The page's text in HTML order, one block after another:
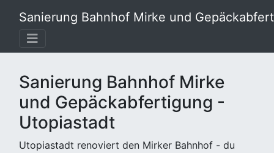
Sanierung Bahnhof Mirke und
Sanierung Bahnhof Mirke
und Gepäckabfertigung -
Utopiastadt
Utopiastadt renoviert den Mirker Bahnhof - du